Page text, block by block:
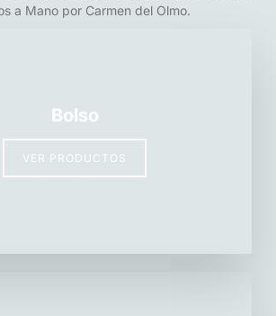
a Mano por Carmen del Olmo.
Bolso
VER PRODUCTOS